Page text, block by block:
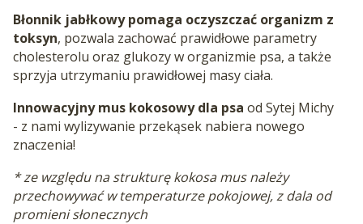
Błonnik jabłkowy pomaga oczyszczać organizm z
toksyn, pozwala zachować prawidłowe parametry
cholesterolu oraz glukozy w organizmie psa, a także
sprzyja utrzymaniu prawidłowej masy ciała.
Innowacyjny mus kokosowy dla psa od Sytej Michy
- z nami wylizywanie przekąsek nabiera nowego
znaczenia!
* ze względu na strukturę kokosa mus należy
przechowywać w temperaturze pokojowej, z dala od
promieni słonecznych